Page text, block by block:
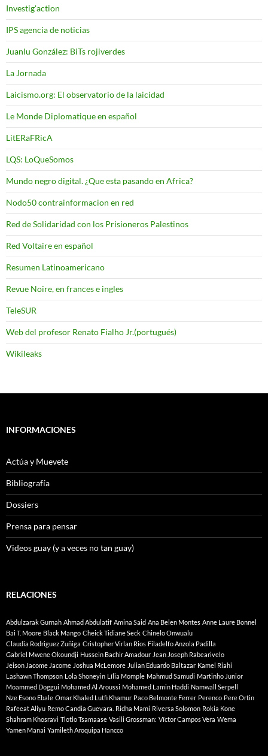
Investig'action
IPS agencia de noticias
Juanlu González: BiTs rojiverdes
La Jornada
Laicismo.org: El observatorio de la laicidad
Le Monde Diplomatique en español
LitERaFRicA
LQS: LoQueSomos
Mundo negro digital. ¿Que esta pasando en Africa?
Nodo50 contrainformacion en red
Red de Solidaridad con los Prisioneros Palestinos
Red Voltaire en español
Resumen Latinoamericano
Revue Noire, en frances e ingles
TeleSUR
Web del profesor Renato Fialho Jr.(portugués)
Wikileaks
INFORMACIONES
Actúa y Muevete
Bibliografía
Dossiers
Prensa para pensar
Videos guay (y a veces no tan guay)
RELACIONES
Abdulzarak Gurnah Ahmad Abdulatif Amina Said Ana Belen Montes Anne Laure Bonnel
Bai T. Moore Black Mango Cheick Tidiane Seck Chinelo Onwualu
Claudia Rodriguez Zuñiga Cristopher Virlan Rios Filadelfo Anzola Padilla
Gabriel Mwene Okoundji Hussein Bachir Amadour Jean Joseph Rabearivelo
Jeison Jacome Jacome Joshua McLemore Julian Eduardo Baltazar Kamel Riahi
Lashawn Thompson Lola Shoneyin Lília Momple Mahmud Samudi Martinho Junior
Moammed Doggui Mohamed Al Aroussi Mohamed Lamin Haddi Namwall Serpell
Nze Esono Ebale Omar Khaled Lutfi Khamur Paco Belmonte Ferrer Perenco Pere Ortin
Rafeeat Aliyu Remo Candia Guevara. Ridha Mami Riversa Solomon Rokia Kone
Shahram Khosravi Tlotlo Tsamaase Vasili Grossman: Víctor Campos Vera Wema
Yamen Manai Yamileth Aroquipa Hancco